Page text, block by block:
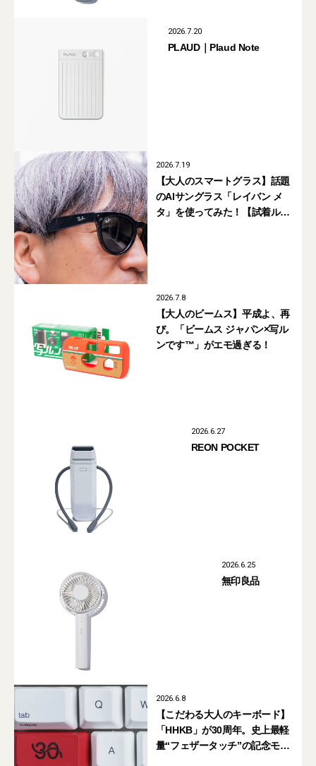
2026.7.20
PLAUD｜Plaud Note
2026.7.19
【大人のスマートグラス】話題
のAIサングラス「レイバン メ
タ」を使ってみた！【試着ル
2026.7.8
【大人のビームス】平成よ、再
び。「ビームス ジャパン×写ル
ンです™」がエモ過ぎる！
2026.6.27
REON POCKET
2026.6.25
無印良品
2026.6.8
【こだわる大人のキーボード】
「HHKB」が30周年。史上最軽
量“フェザータッチ”の記念モデ